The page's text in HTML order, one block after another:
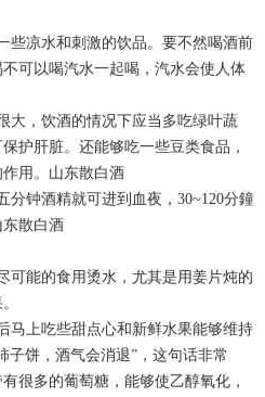
些凉水和刺激的饮品。要不然喝酒前
可以喝汽水一起喝，汽水会使人体
大，饮酒的情况下应当多吃绿叶蔬
护肝脏。还能够吃一些豆类食品，
用。山东散白酒
分钟酒精就可进到血夜，30~120分鐘
散白酒
可能的食用烫水，尤其是用姜片炖的
马上吃些甜点心和新鲜水果能够维持
子饼，酒气会消退”，这句话非常
很多的葡萄糖，能够使乙醇氧化，